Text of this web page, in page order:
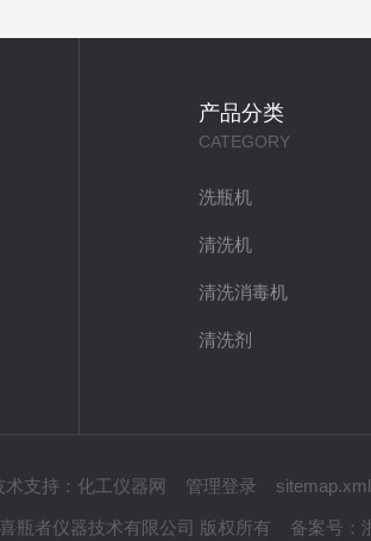
产品分类
CATEGORY
洗瓶机
清洗机
清洗消毒机
清洗剂
术支持： 化工仪器网 管理登录 sitemap.xml
瓶者仪器技术有限公司 版权所有 备案号：